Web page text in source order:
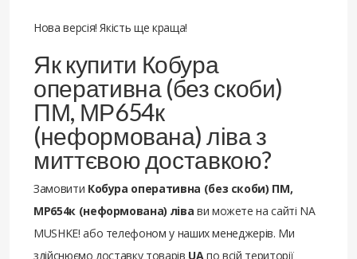
Нова версія! Якість ще краща!
Як купити Кобура
оперативна (без скоби)
ПМ, МР654к
(неформована) ліва з
миттєвою доставкою?
Замовити Кобура оперативна (без скоби) ПМ,
МР654к (неформована) ліва ви можете на сайті NA
MUSHKE! або телефоном у наших менеджерів. Ми
здійснюємо доставку товарів UAпо всій території